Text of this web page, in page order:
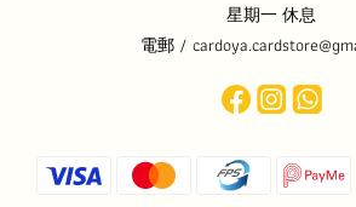
星期一 休息
電郵 /